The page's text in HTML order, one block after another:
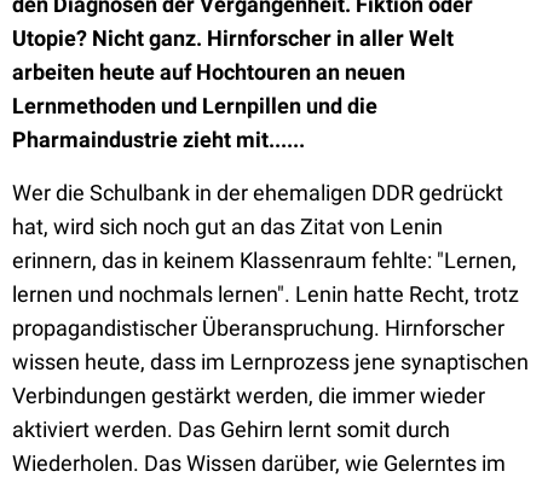
Utopie? Nicht ganz. Hirnforscher in aller Welt
arbeiten heute auf Hochtouren an neuen
Lernmethoden und Lernpillen und die
Pharmaindustrie zieht mit......
Wer die Schulbank in der ehemaligen DDR gedrückt
hat, wird sich noch gut an das Zitat von Lenin
erinnern, das in keinem Klassenraum fehlte: "Lernen,
lernen und nochmals lernen". Lenin hatte Recht, trotz
propagandistischer Überanspruchung. Hirnforscher
wissen heute, dass im Lernprozess jene synaptischen
Verbindungen gestärkt werden, die immer wieder
aktiviert werden. Das Gehirn lernt somit durch
Wiederholen. Das Wissen darüber, wie Gelerntes im